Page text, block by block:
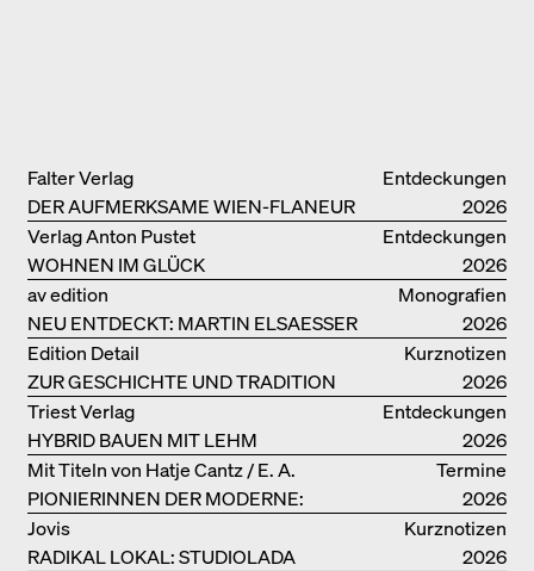
Entdeckungen
DER AUFMERKSAME WIEN-FLANEUR
Falter Verlag
2026
Entdeckungen
WOHNEN IM GLÜCK
Verlag Anton Pustet
2026
Monografien
NEU ENTDECKT: MARTIN ELSAESSER
av edition
2026
Kurznotizen
ZUR GESCHICHTE UND TRADITION
VON LEHMBAUTEN
Edition Detail
2026
Entdeckungen
HYBRID BAUEN MIT LEHM
Triest Verlag
2026
Termine
PIONIERINNEN DER MODERNE:
DANKE FÜR DAS INTERESSE AN
UNSERER DRITTEN BÜCHERSOIRÉE!
Mit Titeln von Hatje Cantz / E. A.
Seemann / Promedia
2026
Kurznotizen
RADIKAL LOKAL: STUDIOLADA
Jovis
2026